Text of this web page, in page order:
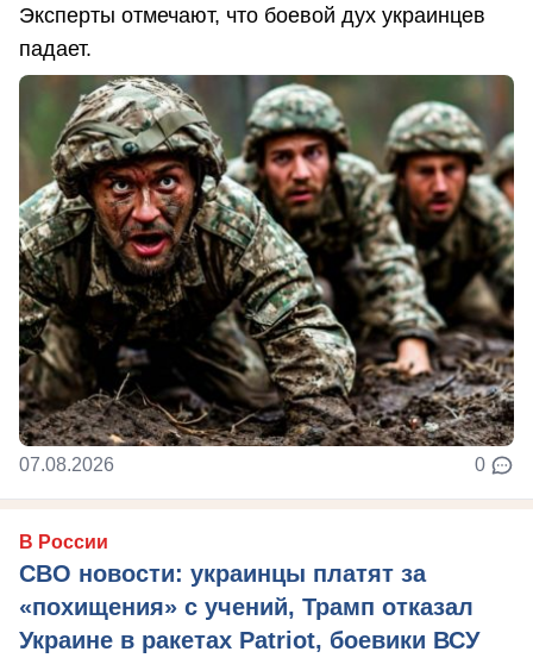
Эксперты отмечают, что боевой дух украинцев
падает.
07.08.2026 0
В России
СВО новости: украинцы платят за
«похищения» с учений, Трамп отказал
Украине в ракетах Patriot, боевики ВСУ